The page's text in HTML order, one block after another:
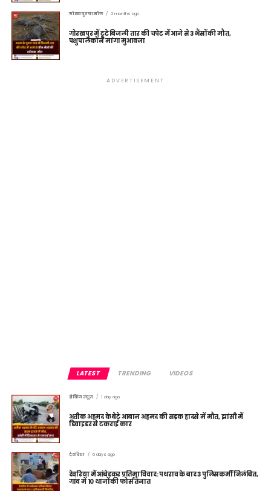
गोरखपुर ग्रामीण 2 months ago
गोरखपुर में टूटे बिजली तार की चपेट में आने से 3 भैंसों की मौत,
पशुपालकों ने मांगा मुआवजा
ADVERTISEMENT
LATEST TRENDING VIDEOS
ब्रेकिंग न्यूज़ 1 day ago
अतीक अहमद के बेटे आबान अहमद की सड़क हादसे में मौत, झांसी में
डिवाइडर से टकराई कार
देवरिया 6 days ago
देवरिया में आंबेडकर प्रतिमा विवाद: पथराव के बाद 3 पुलिसकर्मी निलंबित,
गांव में 10 थानों की फोर्स तैनात